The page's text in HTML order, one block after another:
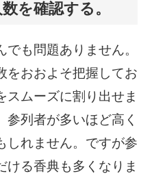
を確認する。
も問題ありません。
をおおよそ把握してお
スムーズに割り出せま
列者が多いほど高く
しれません。ですが参
ける香典も多くなりま